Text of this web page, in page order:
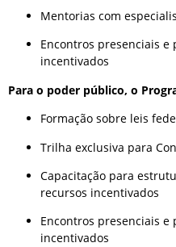
Mentorias com
Encontros presenciais e
incentivados
Para o poder público, o
Formação sobre leis
Trilha exclusiva para
Capacitação para
recursos incentivados
Encontros presenciais e
incentivados